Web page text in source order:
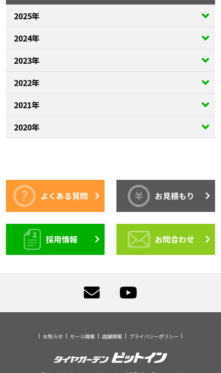
2025年
2024年
2023年
2022年
2021年
2020年
よくある質問 お見積もり
採用情報 お問合わせ
お知らせ セール情報 店舗情報 プライバシーポリシー